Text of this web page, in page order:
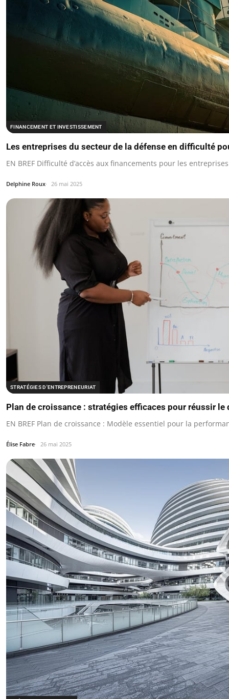
FINANCEMENT ET INVESTISSEMENT
Les entreprises du secteur de la défense en difficulté
EN BREF Difficulté d’accès aux financements pour les
Delphine Roux 26 mai 2025
STRATÉGIES D'ENTREPRENEURIAT
Plan de croissance : stratégies efficaces pour réussir
EN BREF Plan de croissance : Modèle essentiel pour la
Élise Fabre 26 mai 2025